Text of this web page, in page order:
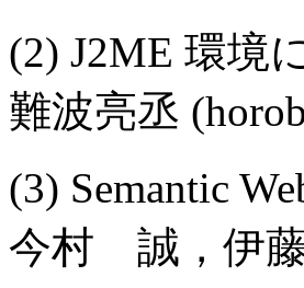
(2) J2ME 環境
難波亮丞
(3) Semantic
今村 誠，伊藤